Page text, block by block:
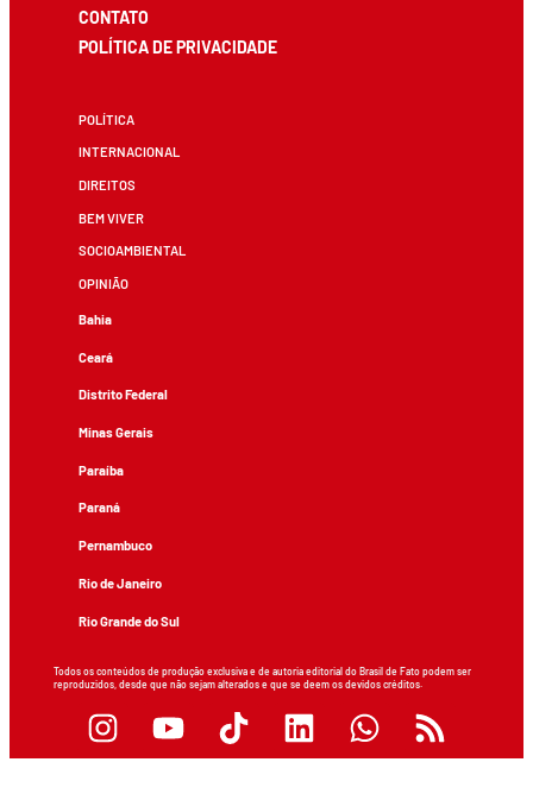
CONTATO
POLÍTICA DE PRIVACIDADE
POLÍTICA
INTERNACIONAL
DIREITOS
BEM VIVER
SOCIOAMBIENTAL
OPINIÃO
Bahia
Ceará
Distrito Federal
Minas Gerais
Paraíba
Paraná
Pernambuco
Rio de Janeiro
Rio Grande do Sul
Todos os conteúdos de produção exclusiva e de autoria editorial do Brasil de Fato podem ser
reproduzidos, desde que não sejam alterados e que se deem os devidos créditos.